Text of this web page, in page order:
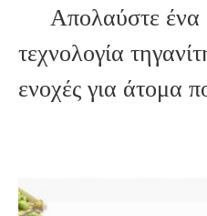
Απολαύστε ένα
τεχνολογία
ενοχές για άτομα